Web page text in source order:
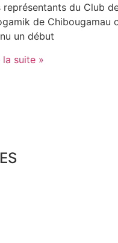
représentants du Club
de Chibougamau
un début
la suite »